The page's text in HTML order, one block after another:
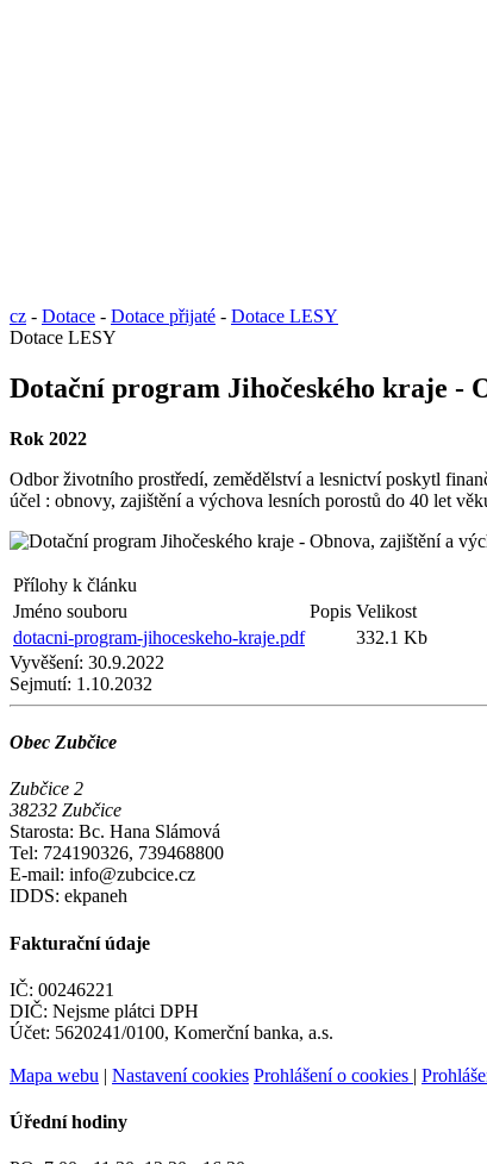
cz - Dotace - Dotace přijaté - Dotace LESY
Dotace LESY
Dotační program Jihočeského kraje -
Rok 2022
Odbor životního prostředí, zemědělství a lesnictví poskytl
účel : obnovy, zajištění a výchova lesních porostů do 40 let
Přílohy k článku
Jméno souboru
Popis Velikost
dotacni-program-jihoceskeho-kraje.pdf
332.1 Kb
Vyvěšení: 30.9.2022
Sejmutí: 1.10.2032
Obec Zubčice
Zubčice 2
38232 Zubčice
Starosta: Bc. Hana Slámová
Tel: 724190326, 739468800
E-mail: info@zubcice.cz
IDDS: ekpaneh
Fakturační údaje
IČ: 00246221
DIČ: Nejsme plátci DPH
Účet: 5620241/0100, Komerční banka, a.s.
Mapa webu | Nastavení cookies Prohlášení o cookies |
Úřední hodiny